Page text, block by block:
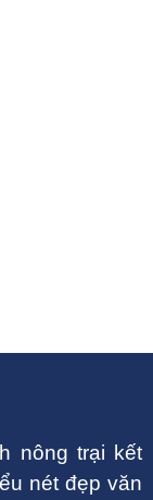
nông trại kết
nét đẹp văn